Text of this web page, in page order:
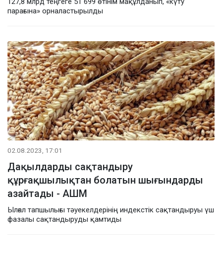
парағына» орналастырылды
02.08.2023, 17:01
Дақылдарды сақтандыру
құрғақшылықтан болатын шығындарды
азайтады - АШМ
Ылғал тапшылығы тәуекелдерінің индекстік сақтандыруы үш
фазалы сақтандыруды қамтиды